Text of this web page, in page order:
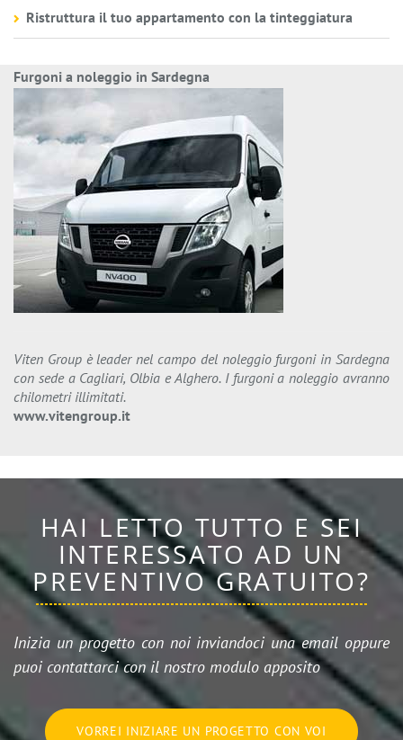
Ristruttura il tuo appartamento con la tinteggiatura
Furgoni a noleggio in Sardegna
Viten Group è leader nel campo del noleggio furgoni in Sardegna
con sede a Cagliari, Olbia e Alghero. I furgoni a noleggio avranno
chilometri illimitati.
www.vitengroup.it
HAI LETTO TUTTO E SEI
INTERESSATO AD UN
PREVENTIVO GRATUITO?
Inizia un progetto con noi inviandoci una email oppure
puoi contattarci con il nostro modulo apposito
VORREI INIZIARE UN PROGETTO CON VOI